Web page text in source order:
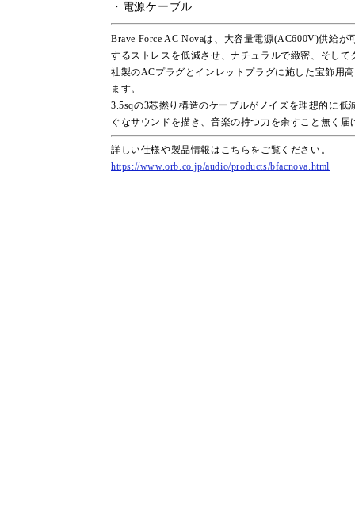
・電源ケーブル
Brave Force AC Novaは、大容量電源(AC600V)供給
するストレスを低減させ、ナチュラルで緻密、そし
社製のACプラグとインレットプラグに施した宝飾用
ます。
3.5sqの3芯撚り構造のケーブルがノイズを理想的に
ぐなサウンドを描き、音楽の持つ力を余すこと無く届
詳しい仕様や製品情報はこちらをご覧ください。
https://www.orb.co.jp/audio/products/bfacnova.html